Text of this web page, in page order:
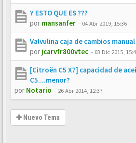
Y ESTO QUE ES ???
por mansanfer - 04 Abr 2019, 15:36
Valvulina caja de cambios
por jcarvfr800vtec - 03 Dic 2015,
[Citroën C5 X7] capacidad de
C5....menor?
por Notario - 26 Abr 2014, 12:37
Nuevo Tema